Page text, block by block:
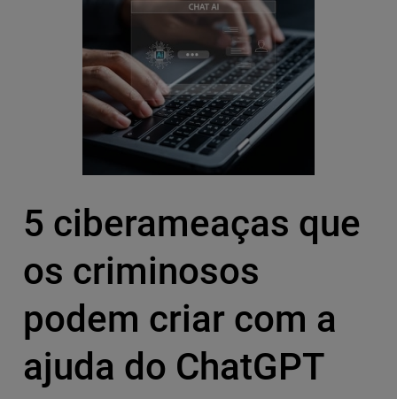
5 ciberameaças que
os criminosos
podem criar com a
ajuda do ChatGPT